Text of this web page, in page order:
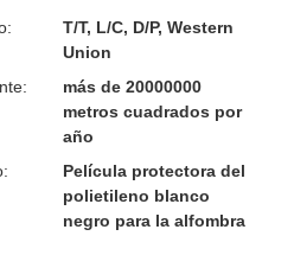
T/T, L/C, D/P, Western
Union
más de 20000000
metros cuadrados por
año
Película protectora del
polietileno blanco
negro para la alfombra